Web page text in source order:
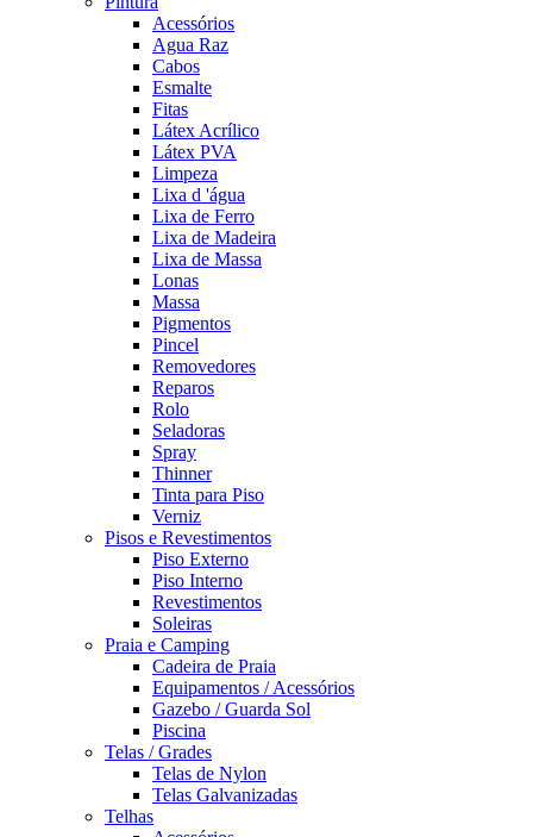
Acessórios
Agua Raz
Cabos
Esmalte
Fitas
Látex Acrílico
Látex PVA
Limpeza
Lixa d 'água
Lixa de Ferro
Lixa de Madeira
Lixa de Massa
Lonas
Massa
Pigmentos
Pincel
Removedores
Reparos
Rolo
Seladoras
Spray
Thinner
Tinta para Piso
Verniz
Pisos e Revestimentos
Piso Externo
Piso Interno
Revestimentos
Soleiras
Praia e Camping
Cadeira de Praia
Equipamentos / Acessórios
Gazebo / Guarda Sol
Piscina
Telas / Grades
Telas de Nylon
Telas Galvanizadas
Telhas